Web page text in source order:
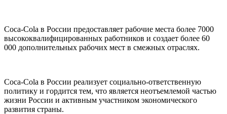
Coca-Cola в России предоставляет рабочие места более 7000
высококвалифицированных работников и создает более 60
000 дополнительных рабочих мест в смежных отраслях.
Coca-Cola в России реализует социально-ответственную
политику и гордится тем, что является неотъемлемой частью
жизни России и активным участником экономического
развития страны.